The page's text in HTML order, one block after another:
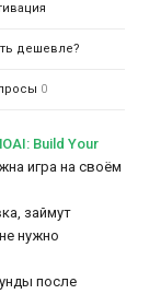
дешевле?
0
Build Your
игра на своём
займут
нужно
после